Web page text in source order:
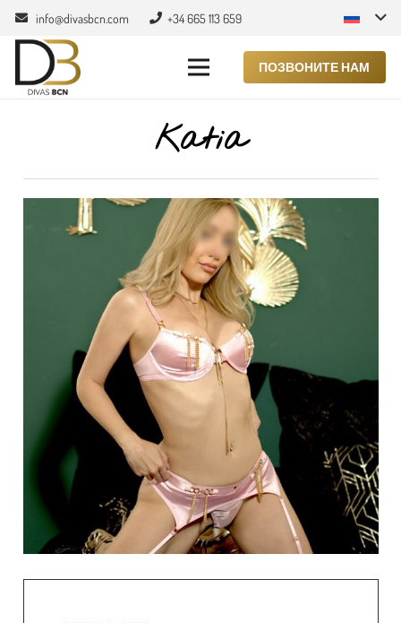
info@divasbcn.com +34 665 113 659
ПОЗВОНИТЕ НАМ
Katia